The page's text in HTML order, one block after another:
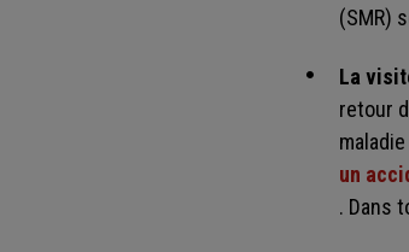
(SMR)
La
retour
un
. Dans